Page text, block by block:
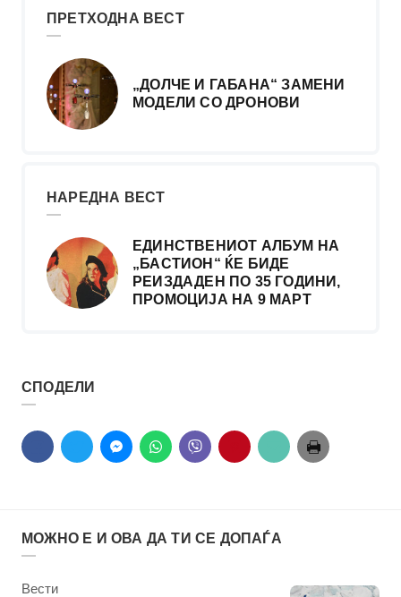
ПРЕТХОДНА ВЕСТ
„ДОЛЧЕ И ГАБАНА“ ЗАМЕНИ
МОДЕЛИ СО ДРОНОВИ
НАРЕДНА ВЕСТ
ЕДИНСТВЕНИОТ АЛБУМ НА
„БАСТИОН“ ЌЕ БИДЕ
РЕИЗДАДЕН ПО 35 ГОДИНИ,
ПРОМОЦИЈА НА 9 МАРТ
СПОДЕЛИ
МОЖНО Е И ОВА ДА ТИ СЕ ДОПАЃА
КАтегорија
Вести